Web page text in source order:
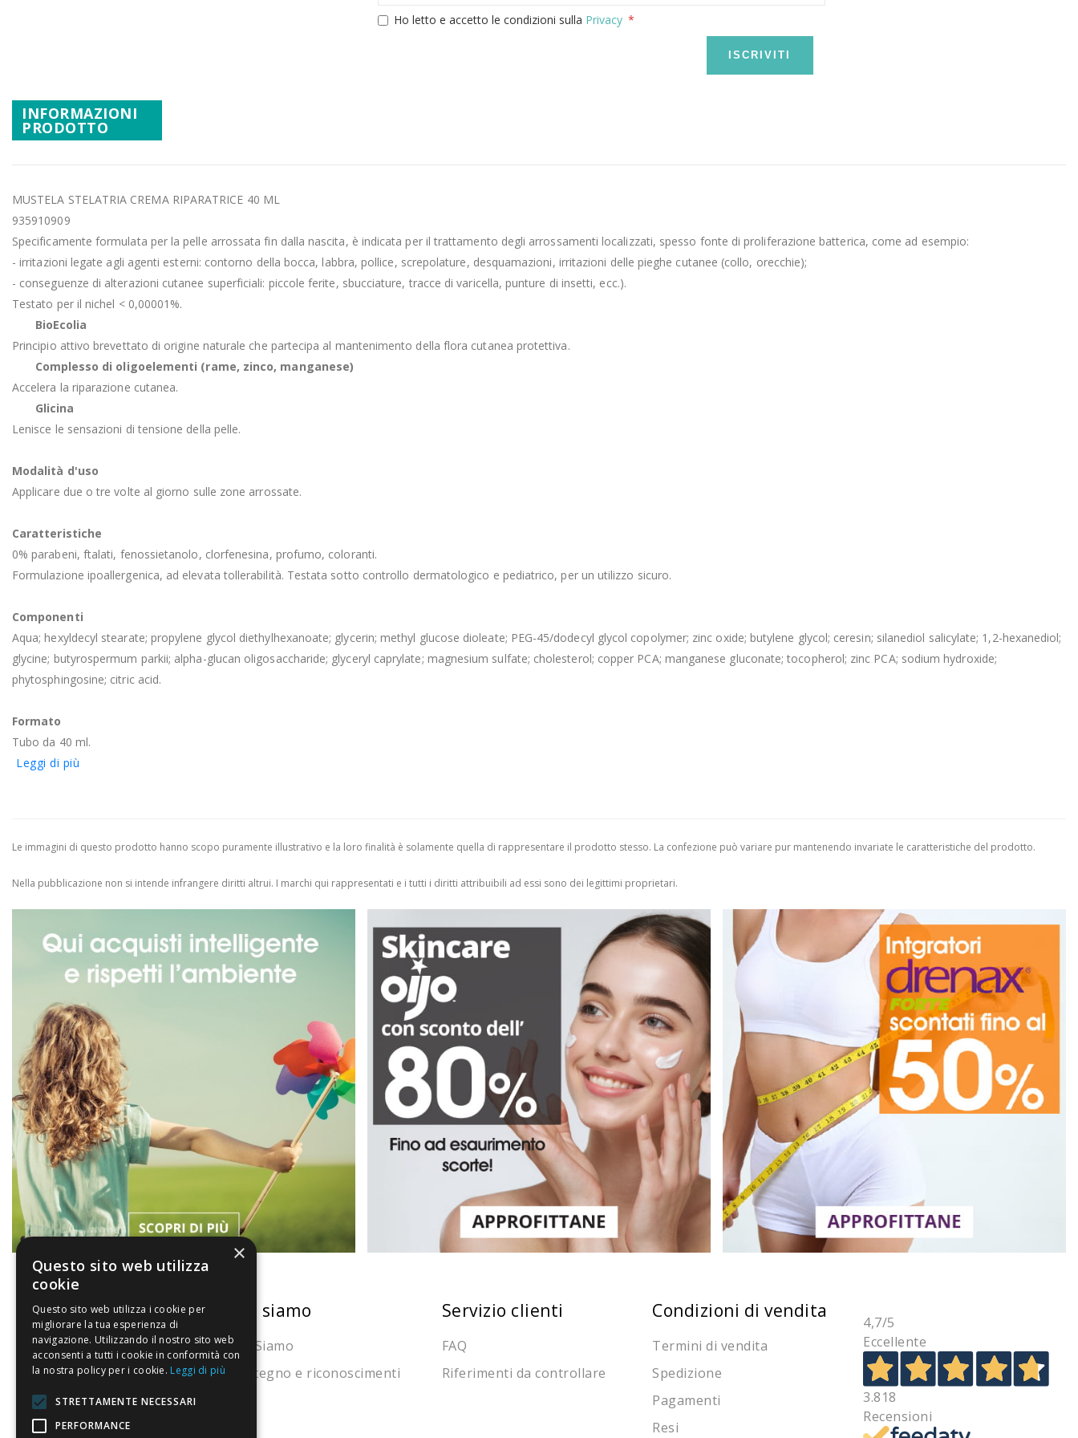
di
immagini
Ho letto e accetto le condizioni sulla Privacy
ISCRIVITI
INFORMAZIONI
PRODOTTO
MUSTELA STELATRIA CREMA RIPARATRICE 40 ML
935910909
Specificamente formulata per la pelle arrossata fin dalla nascita, è indicata per il trattamento degli arrossamenti localizzati, spesso fonte di proliferazione batterica, come ad esempio:
- irritazioni legate agli agenti esterni: contorno della bocca, labbra, pollice, screpolature, desquamazioni, irritazioni delle pieghe cutanee (collo, orecchie);
- conseguenze di alterazioni cutanee superficiali: piccole ferite, sbucciature, tracce di varicella, punture di insetti, ecc.).
Testato per il nichel < 0,00001%.
BioEcolia
Principio attivo brevettato di origine naturale che partecipa al mantenimento della flora cutanea protettiva.
Complesso di oligoelementi (rame, zinco, manganese)
Accelera la riparazione cutanea.
Glicina
Lenisce le sensazioni di tensione della pelle.
Modalità d'uso
Applicare due o tre volte al giorno sulle zone arrossate.
Caratteristiche
0% parabeni, ftalati, fenossietanolo, clorfenesina, profumo, coloranti.
Formulazione ipoallergenica, ad elevata tollerabilità. Testata sotto controllo dermatologico e pediatrico, per un utilizzo sicuro.
Componenti
Aqua; hexyldecyl stearate; propylene glycol diethylhexanoate; glycerin; methyl glucose dioleate; PEG-45/dodecyl glycol copolymer; zinc oxide; butylene glycol; ceresin; silanediol salicylate; 1,2-hexanediol;
glycine; butyrospermum parkii; alpha-glucan oligosaccharide; glyceryl caprylate; magnesium sulfate; cholesterol; copper PCA; manganese gluconate; tocopherol; zinc PCA; sodium hydroxide;
phytosphingosine; citric acid.
Formato
Tubo da 40 ml.
Leggi di più
Le immagini di questo prodotto hanno scopo puramente illustrativo e la loro finalità è solamente quella di rappresentare il prodotto stesso. La confezione può variare pur mantenendo invariate le caratteristiche del prodotto.
Nella pubblicazione non si intende infrangere diritti altrui. I marchi qui rappresentati e i tutti i diritti attribuibili ad essi sono dei legittimi proprietari.
La nostra convenienza
Il risparmio che fa ambiente
Il nostro manifesto
Il blog
Perché fidarti
Chi siamo
Chi Siamo
Sostegno e riconoscimenti
Servizio clienti
FAQ
Riferimenti da controllare
Condizioni di vendita
Termini di vendita
Spedizione
Pagamenti
Resi
4,7/5
Eccellente
3.818
Recensioni
×
Questo sito web utilizza
cookie
Questo sito web utilizza i cookie per
migliorare la tua esperienza di
navigazione. Utilizzando il nostro sito web
acconsenti a tutti i cookie in conformità con
la nostra policy per i cookie. Leggi di più
STRETTAMENTE NECESSARI
PERFORMANCE